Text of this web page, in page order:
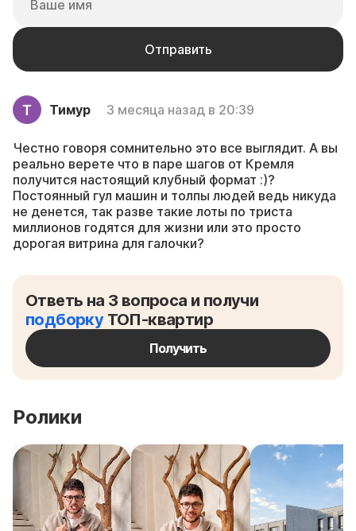
Тимур 3 месяца назад в 20:39
Честно говоря сомнительно это все выглядит. А вы
реально верете что в паре шагов от Кремля
получится настоящий клубный формат :)?
Постоянный гул машин и толпы людей ведь никуда
не денется, так разве такие лоты по триста
миллионов годятся для жизни или это просто
дорогая витрина для галочки?
Ответь на 3 вопроса и получи
подборкуТОП-квартир
Получить
Ролики